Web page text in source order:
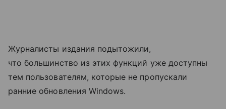
Журналисты издания подытожили,
что большинство из этих функций уже доступны
тем пользователям, которые не пропускали
ранние обновления Windows.